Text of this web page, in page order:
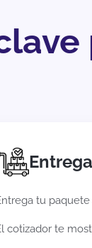
tu
cotizador te